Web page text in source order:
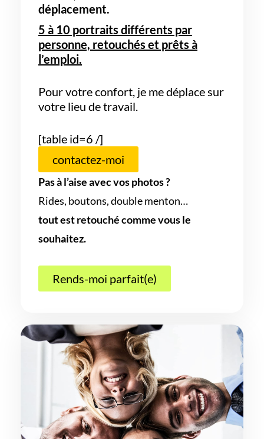
déplacement.
5 à 10 portraits différents par
personne, retouchés et prêts à
l’emploi.
Pour votre confort, je me déplace sur
votre lieu de travail.
[table id=6 /]
contactez-moi
Pas à l’aise avec vos photos ?
Rides, boutons, double menton…
tout est retouché comme vous le
souhaitez.
Rends-moi parfait(e)